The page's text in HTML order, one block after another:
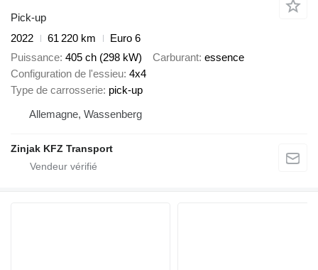
Pick-up
2022
61 220 km
Euro 6
Puissance 405 ch (298 kW) Carburant essence
Configuration de l'essieu 4x4
Type de carrosserie pick-up
Allemagne, Wassenberg
Zinjak KFZ Transport